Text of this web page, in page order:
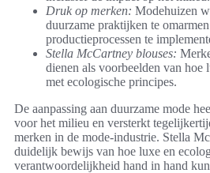
Druk op merken: Modehuizen
duurzame praktijken te
productieprocessen te
Stella McCartney blouses:
dienen als voorbeelden van hoe
met ecologische principes.
De aanpassing aan duurzame mode
voor het milieu en versterkt
merken in de mode-industrie. Stella
duidelijk bewijs van hoe luxe en
verantwoordelijkheid hand in hand